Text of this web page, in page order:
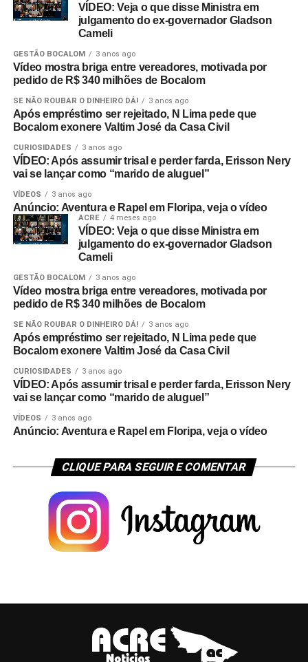
VÍDEO: Veja o que disse Ministra em
julgamento do ex-governador Gladson
Cameli
GESTÃO BOCALOM 3 anos ago
Vídeo mostra briga entre vereadores, motivada por
pedido de R$ 340 milhões de Bocalom
SE NÃO ROUBAR O DINHEIRO DÁ! 3 anos ago
Após empréstimo ser rejeitado, N Lima pede que
Bocalom exonere Valtim José da Casa Civil
CURIOSIDADES 3 anos ago
VÍDEO: Após assumir trisal e perder farda, Erisson Nery
vai se lançar como “marido de aluguel”
VÍDEOS 3 anos ago
Anúncio: Aventura e Rapel em Floripa, veja o vídeo
ACRE 4 meses ago
VÍDEO: Veja o que disse Ministra em
julgamento do ex-governador Gladson
Cameli
GESTÃO BOCALOM 3 anos ago
Vídeo mostra briga entre vereadores, motivada por
pedido de R$ 340 milhões de Bocalom
SE NÃO ROUBAR O DINHEIRO DÁ! 3 anos ago
Após empréstimo ser rejeitado, N Lima pede que
Bocalom exonere Valtim José da Casa Civil
CURIOSIDADES 3 anos ago
VÍDEO: Após assumir trisal e perder farda, Erisson Nery
vai se lançar como “marido de aluguel”
VÍDEOS 3 anos ago
Anúncio: Aventura e Rapel em Floripa, veja o vídeo
CLIQUE PARA SEGUIR E COMENTAR